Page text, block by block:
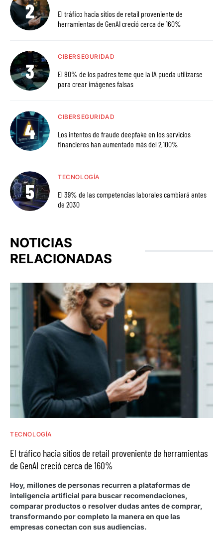
El tráfico hacia sitios de retail proveniente de
herramientas de GenAI creció cerca de 160%
CIBERSEGURIDAD
El 80% de los padres teme que la IA pueda utilizarse
para crear imágenes falsas
CIBERSEGURIDAD
Los intentos de fraude deepfake en los servicios
financieros han aumentado más del 2,100%
TECNOLOGÍA
El 39% de las competencias laborales cambiará antes
de 2030
NOTICIAS
RELACIONADAS
TECNOLOGÍA
El tráfico hacia sitios de retail proveniente de herramientas
de GenAI creció cerca de 160%
Hoy, millones de personas recurren a plataformas de
inteligencia artificial para buscar recomendaciones,
comparar productos o resolver dudas antes de comprar,
transformando por completo la manera en que las
empresas conectan con sus audiencias.